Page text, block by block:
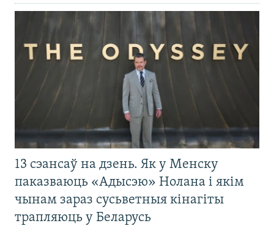
13 сэансаў на дзень. Як у Менску
паказваюць «Адысэю» Нолана і якім
чынам зараз сусьветныя кінагіты
трапляюць у Беларусь